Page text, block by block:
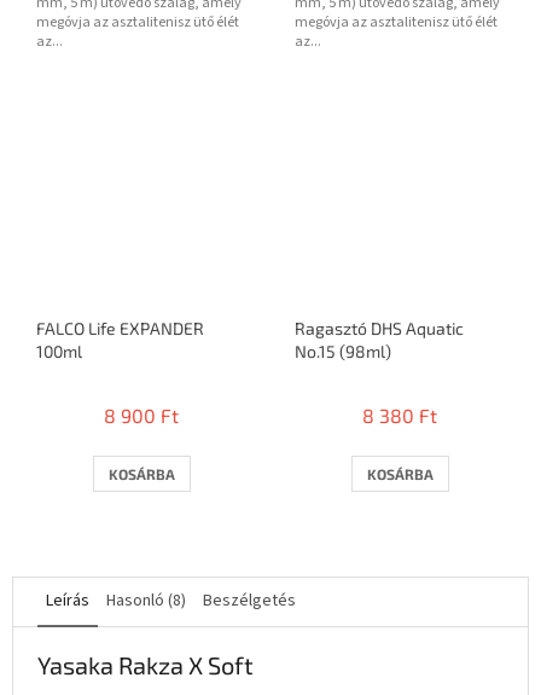
megóvja az asztalitenisz ütő élét
az...
megóvja az asztalitenisz ütő élét
az...
FALCO Life EXPANDER
100ml
8 900 Ft
KOSÁRBA
Ragasztó DHS Aquatic
No.15 (98ml)
8 380 Ft
KOSÁRBA
Leírás Hasonló (8) Beszélgetés
Yasaka Rakza X Soft